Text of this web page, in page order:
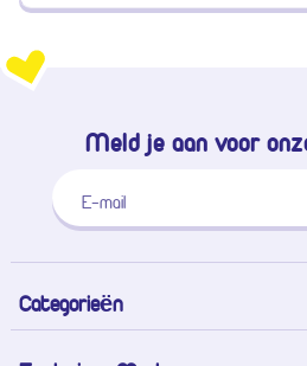
Categorieën
Meld je aan voor
E-mail